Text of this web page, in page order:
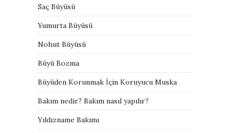
Saç Büyüsü
Yumurta Büyüsü
Nohut Büyüsü
Büyü Bozma
Büyüden Korunmak İçin Koruyucu Muska
Bakım nedir? Bakım nasıl yapılır?
Yıldızname Bakımı